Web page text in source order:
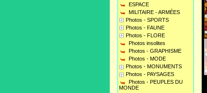
ESPACE
MILITAIRE - ARMÉES
Photos - SPORTS
Photos - FAUNE
Photos - FLORE
Photos insolites
Photos - GRAPHISME
Photos - MODE
Photos - MONUMENTS
Photos - PAYSAGES
Photos - PEUPLES DU
MONDE
03/05/2026 par Yvan
majeurs de notre époque, Hiroshi Sugimoto, né en 1948 à